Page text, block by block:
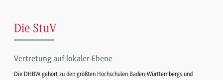
Die StuV
Vertretung auf lokaler Ebene
Die DHBW gehört zu den größten Hochschulen Baden-Württembergs und